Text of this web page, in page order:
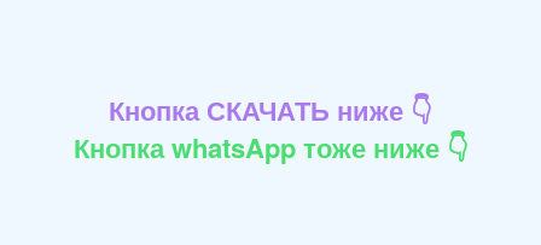
Кнопка СКАЧАТЬ ниже 👇
Кнопка whatsApp тоже ниже 👇